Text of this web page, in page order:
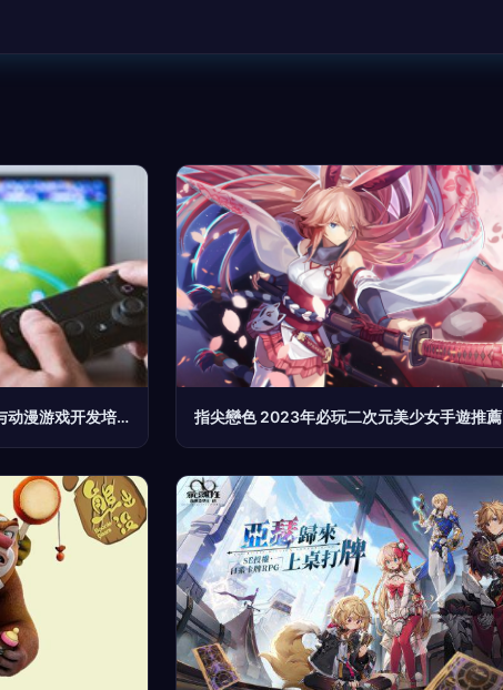
系统化与创意的碰撞 南京游戏开发与动漫游戏开发培训的竞争力解析 指尖戀色 2023年必玩二次元美少女手遊推薦